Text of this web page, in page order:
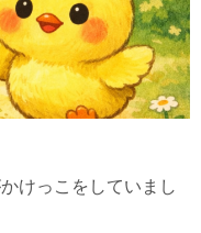
けっこをしていまし